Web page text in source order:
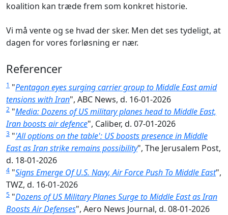
koalition kan træde frem som konkret historie.
Vi må vente og se hvad der sker. Men det ses tydeligt, at
dagen for vores forløsning er nær.
Referencer
1 "Pentagon eyes surging carrier group to Middle East amid
tensions with Iran", ABC News, d. 16-01-2026
2 "Media: Dozens of US military planes head to Middle East,
Iran boosts air defence", Caliber, d. 07-01-2026
3 "'All options on the table': US boosts presence in Middle
East as Iran strike remains possibility", The Jerusalem Post,
d. 18-01-2026
4 "Signs Emerge Of U.S. Navy, Air Force Push To Middle East",
TWZ, d. 16-01-2026
5 "Dozens of US Military Planes Surge to Middle East as Iran
Boosts Air Defenses", Aero News Journal, d. 08-01-2026